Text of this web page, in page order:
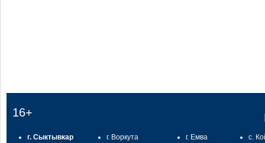
16+
г. Сыктывкар
г. Воркута
г. Емва
с.